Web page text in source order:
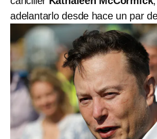
adelantarlo desde hace un par